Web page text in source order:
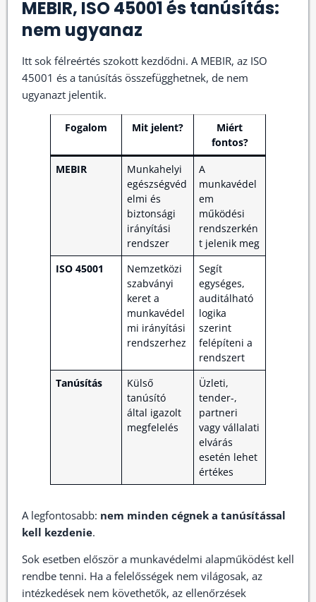
MEBIR, ISO 45001 és tanúsítás:
nem ugyanaz
Itt sok félreértés szokott kezdődni. A MEBIR, az ISO
45001 és a tanúsítás összefügghetnek, de nem
ugyanazt jelentik.
Fogalom Mit jelent?
Miért
fontos?
MEBIR
Munkahelyi
egészségvéd
elmi és
biztonsági
irányítási
rendszer
A
munkavédel
em
működési
rendszerkén
t jelenik meg
ISO 45001
Nemzetközi
szabványi
keret a
munkavédel
mi irányítási
rendszerhez
Segít
egységes,
auditálható
logika
szerint
felépíteni a
rendszert
Tanúsítás
Külső
tanúsító
által igazolt
megfelelés
Üzleti,
tender-,
partneri
vagy vállalati
elvárás
esetén lehet
értékes
A legfontosabb: nem minden cégnek a tanúsítással
kell kezdenie.
Sok esetben először a munkavédelmi alapműködést kell
rendbe tenni. Ha a felelősségek nem világosak, az
intézkedések nem követhetők, az ellenőrzések